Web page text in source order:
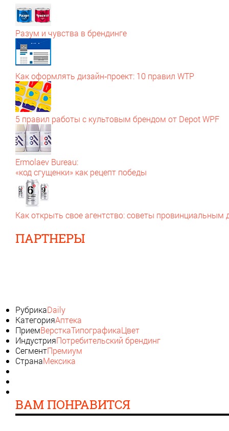
Разум и чувства в брендинге
Как оформлять дизайн‑проект: 10 правил WTP
5 правил работы с культовым брендом от Depot WPF
Ermolaev Bureau:
«код сгущенки» как рецепт победы
Как открыть свое агентство: советы провинциальным
ПАРТНЕРЫ
РубрикаDaily
КатегорияАптека
ПриемВерсткаТипографикаЦвет
ИндустрияПотребительский брендинг
СегментПремиум
СтранаМексика
ВАМ ПОНРАВИТСЯ